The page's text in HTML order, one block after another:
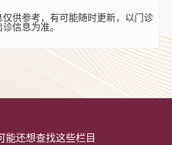
仅供参考，有可能随时更新，以门诊
信息为准。
能还想查找这些栏目